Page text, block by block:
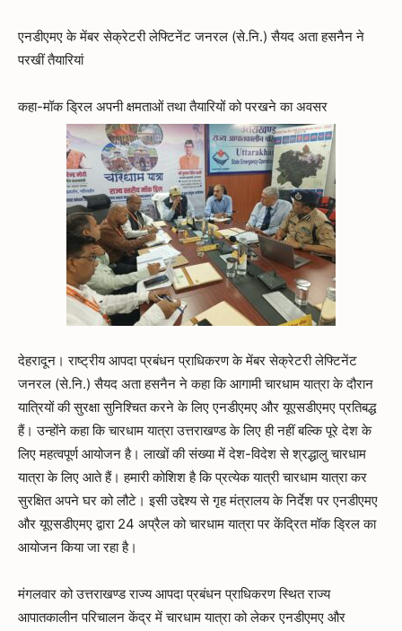
एनडीएमए के मेंबर सेक्रेटरी लेफ्टिनेंट जनरल (से.नि.) सैयद अता हसनैन ने
परखीं तैयारियां
कहा-मॉक ड्रिल अपनी क्षमताओं तथा तैयारियों को परखने का अवसर
देहरादून। राष्ट्रीय आपदा प्रबंधन प्राधिकरण के मेंबर सेक्रेटरी लेफ्टिनेंट
जनरल (से.नि.) सैयद अता हसनैन ने कहा कि आगामी चारधाम यात्रा के दौरान
यात्रियों की सुरक्षा सुनिश्चित करने के लिए एनडीएमए और यूएसडीएमए प्रतिबद्ध
हैं। उन्होंने कहा कि चारधाम यात्रा उत्तराखण्ड के लिए ही नहीं बल्कि पूरे देश के
लिए महत्वपूर्ण आयोजन है। लाखों की संख्या में देश-विदेश से श्रद्धालु चारधाम
यात्रा के लिए आते हैं। हमारी कोशिश है कि प्रत्येक यात्री चारधाम यात्रा कर
सुरक्षित अपने घर को लौटे। इसी उद्देश्य से गृह मंत्रालय के निर्देश पर एनडीएमए
और यूएसडीएमए द्वारा 24 अप्रैल को चारधाम यात्रा पर केंद्रित मॉक ड्रिल का
आयोजन किया जा रहा है।
मंगलवार को उत्तराखण्ड राज्य आपदा प्रबंधन प्राधिकरण स्थित राज्य
आपातकालीन परिचालन केंद्र में चारधाम यात्रा को लेकर एनडीएमए और